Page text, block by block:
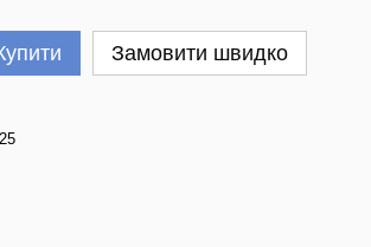
Замовити швидко